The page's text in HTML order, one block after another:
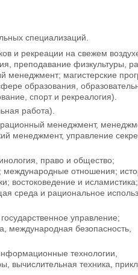
специализаций.
и рекреации на свежем
преподавание физкультуры,
менеджмент; магистерские
образования,
спорт и рекреалогия).
работа).
менеджмент,
менеджмент, управление
право и общество;
международные отношения;
востоковедение и исламистика;
среда и рациональное
управление;
международная безопасность,
технологии,
вычислительная техника,